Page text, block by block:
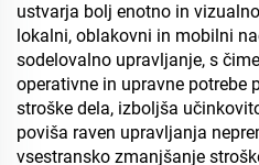
ustvarja bolj enotno in
lokalni, oblakovni in mobilni
sodelovalno upravljanje, s
operativne in upravne potrebe
stroške dela, izboljša
poviša raven upravljanja
vsestransko zmanjšanje